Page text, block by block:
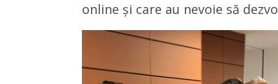
online și care au nevoie să